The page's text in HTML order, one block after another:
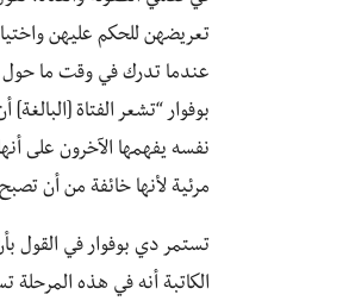
تعريضهن للحكم عليهن
عندما تدرك في وقت ما
بوفوار “تشعر الفتاة
نفسه يفهمها الآخرون على
مرئية لأنها خائفة من أن
تستمر دي بوفوار في القول
الكاتبة أنه في هذه